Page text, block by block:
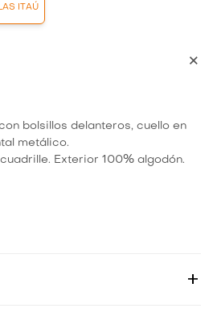
ITAÚ
bolsillos delanteros, cuello en
metálico.
Exterior 100% algodón.